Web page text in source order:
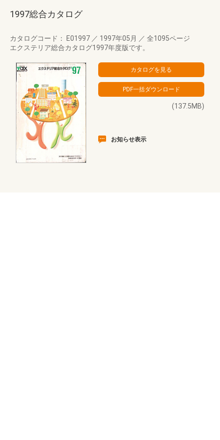
1997総合カタログ
カタログコード： E01997 ／ 1997年05月 ／ 全1095ページ
エクステリア総合カタログ1997年度版です。
(137.5MB)
お知らせ表示